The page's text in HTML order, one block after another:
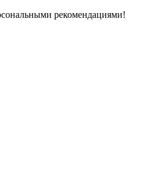
рекомендациями!